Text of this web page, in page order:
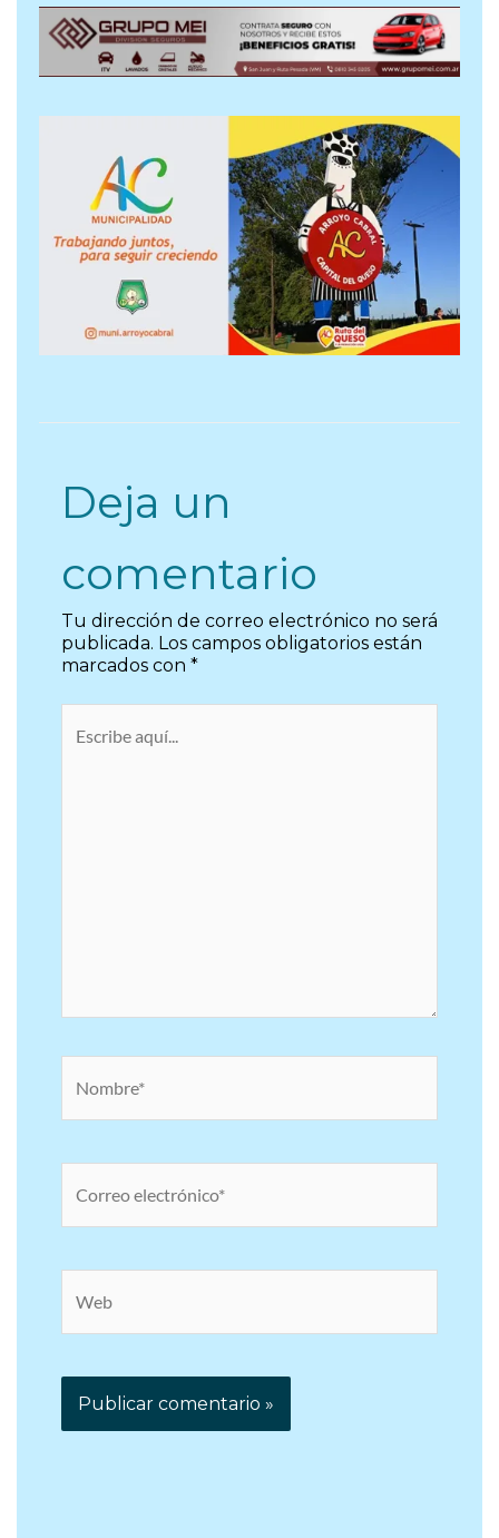
Deja un
comentario
Tu dirección de correo electrónico no será
publicada. Los campos obligatorios están
marcados con *
electrónico*